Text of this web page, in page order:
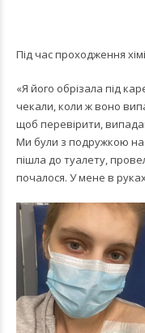
Під час проходження
«Я його обрізала під
чекали, коли ж воно
щоб перевірити,
Ми були з подружкою на
пішла до туалету,
почалося. У мене в